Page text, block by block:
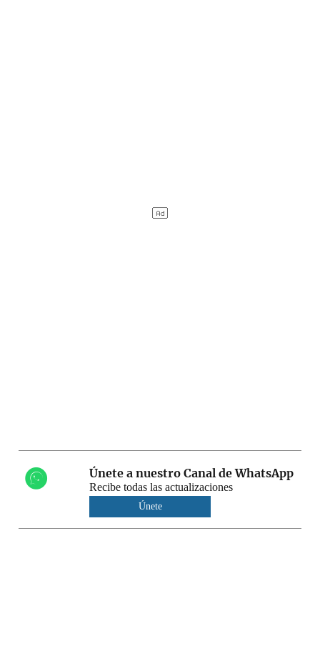
Únete a nuestro Canal de WhatsApp
Recibe todas las actualizaciones
Únete